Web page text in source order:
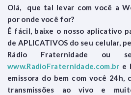
Olá, que tal levar com você a
por onde você for?
É fácil, baixe o nosso aplicativo
de APLICATIVOS do seu celular,
Rádio Fraternidade ou
www.RadioFraternidade.com.br e
emissora do bem com você 24h,
transmissões ao vivo e